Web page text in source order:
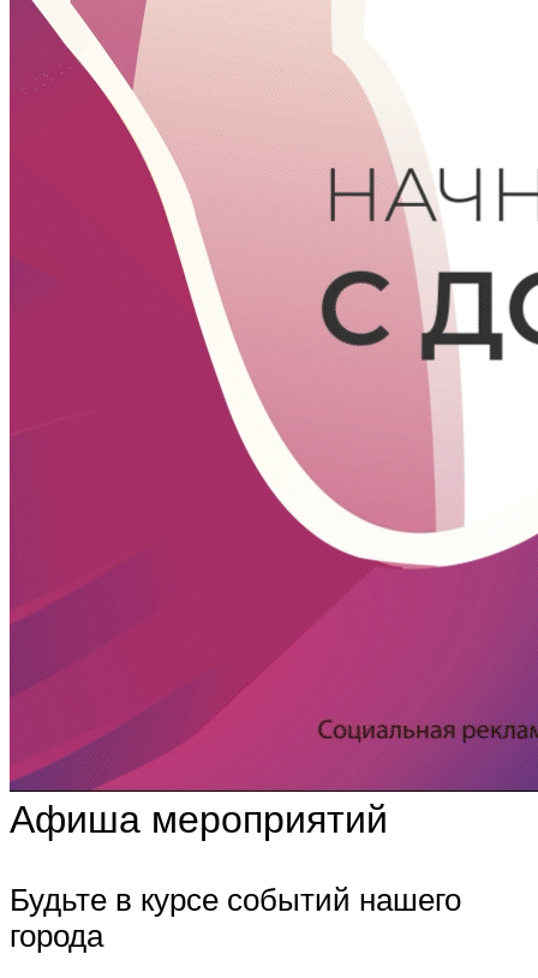
Афиша мероприятий
Будьте в курсе событий нашего
города